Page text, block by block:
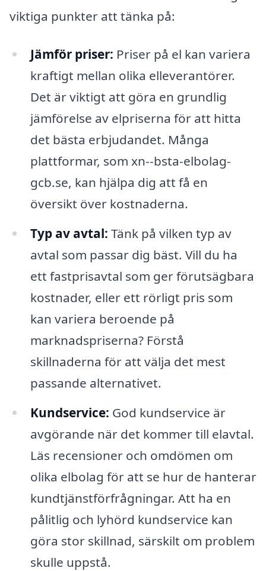
viktiga punkter att tänka på:
Jämför priser: Priser på el kan variera
kraftigt mellan olika elleverantörer.
Det är viktigt att göra en grundlig
jämförelse av elpriserna för att hitta
det bästa erbjudandet. Många
plattformar, som xn--bsta-elbolag-
gcb.se, kan hjälpa dig att få en
översikt över kostnaderna.
Typ av avtal: Tänk på vilken typ av
avtal som passar dig bäst. Vill du ha
ett fastprisavtal som ger förutsägbara
kostnader, eller ett rörligt pris som
kan variera beroende på
marknadspriserna? Förstå
skillnaderna för att välja det mest
passande alternativet.
Kundservice: God kundservice är
avgörande när det kommer till elavtal.
Läs recensioner och omdömen om
olika elbolag för att se hur de hanterar
kundtjänstförfrågningar. Att ha en
pålitlig och lyhörd kundservice kan
göra stor skillnad, särskilt om problem
skulle uppstå.